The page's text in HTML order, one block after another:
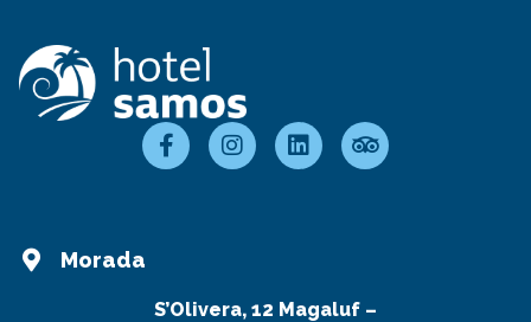
Morada
S’Olivera, 12 Magaluf –